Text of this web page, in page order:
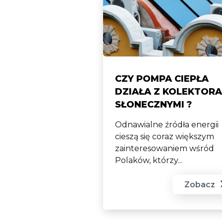
CZY POMPA CIEPŁA
DZIAŁA Z
SŁONECZNYMI ?
Odnawialne źródła energii
cieszą się coraz większym
zainteresowaniem wśród
Polaków, którzy...
Zobacz